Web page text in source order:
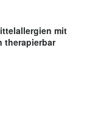
mit
therapierbar